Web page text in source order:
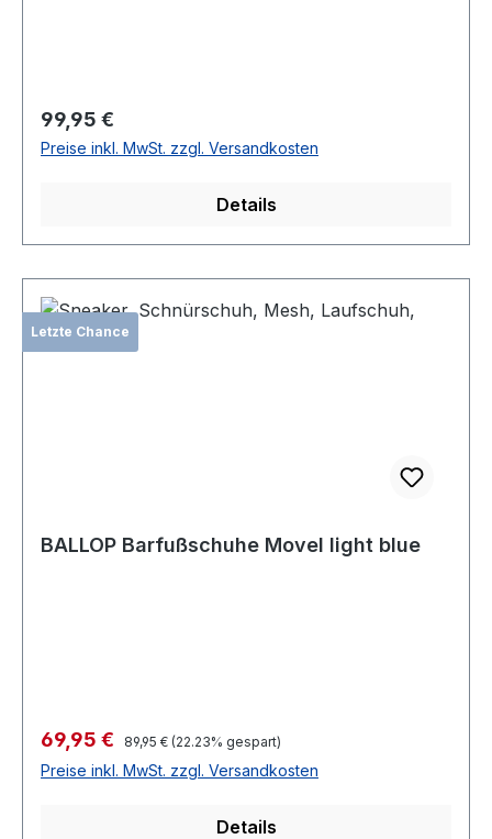
Regulärer Preis:
99,95 €
Preise inkl. MwSt. zzgl. Versandkosten
Details
Letzte Chance
BALLOP Barfußschuhe Movel light blue
Verkaufspreis:
69,95 € Regulärer Preis:
89,95 € (22.23% gespart)
Preise inkl. MwSt. zzgl. Versandkosten
Details